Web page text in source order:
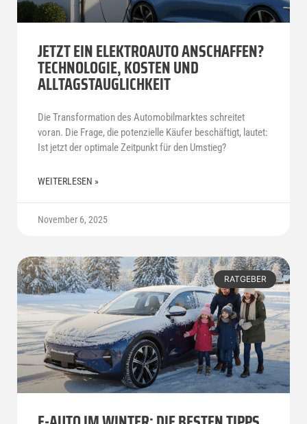
JETZT EIN ELEKTROAUTO ANSCHAFFEN?
TECHNOLOGIE, KOSTEN UND
ALLTAGSTAUGLICHKEIT
Die Transformation des Automobilmarktes schreitet
voran. Die Frage, die potenzielle Käufer beschäftigt, lautet:
Ist jetzt der optimale Zeitpunkt für den Umstieg?
WEITERLESEN »
November 6, 2025
RATGEBER